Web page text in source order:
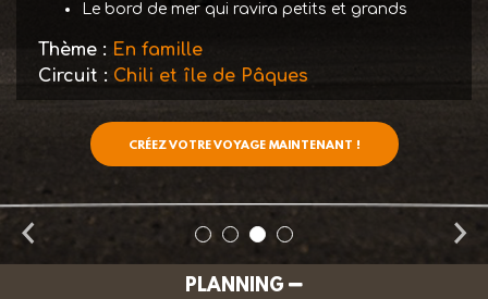
Le bord de mer qui ravira petits et grands
Thème : En famille
Circuit : Chili et île de Pâques
CRÉEZ VOTRE VOYAGE MAINTENANT !
PLANNING